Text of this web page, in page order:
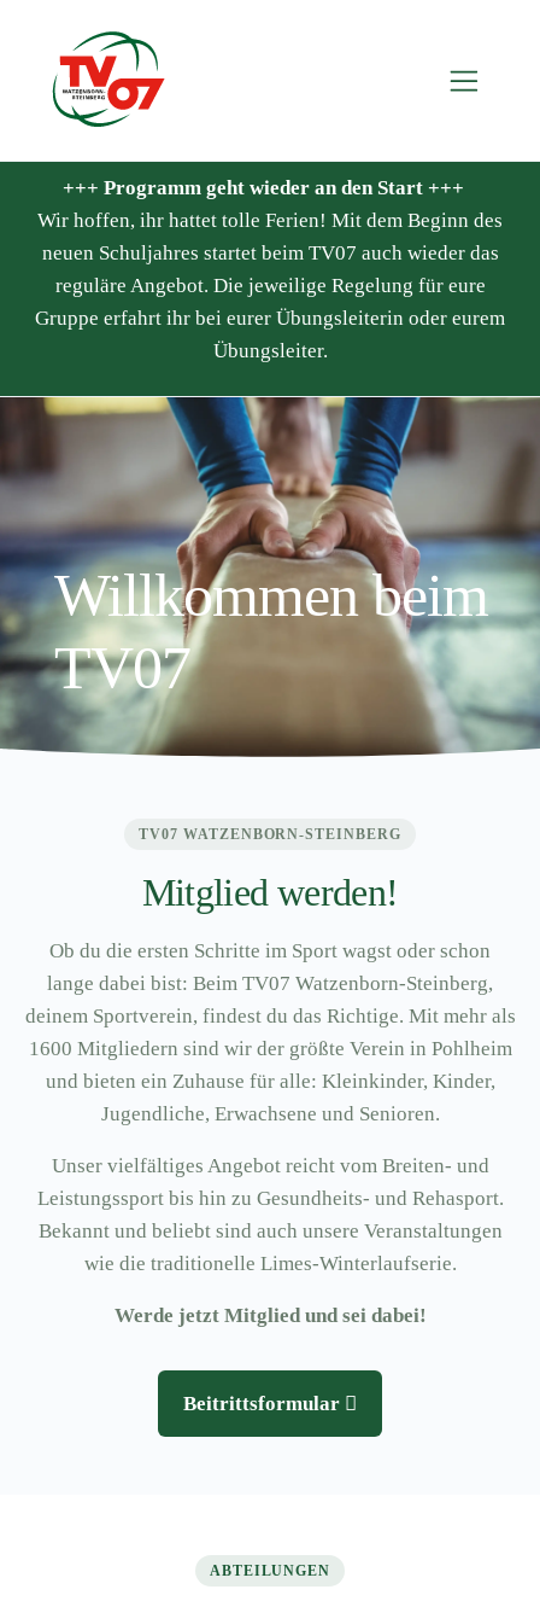
+++ Programm geht wieder an den Start +++
Wir hoffen, ihr hattet tolle Ferien! Mit dem Beginn des
neuen Schuljahres startet beim TV07 auch wieder das
reguläre Angebot. Die jeweilige Regelung für eure
Gruppe erfahrt ihr bei eurer Übungsleiterin oder eurem
Übungsleiter.
Willkommen beim
TV07
TV07 WATZENBORN-STEINBERG
Mitglied werden!
Ob du die ersten Schritte im Sport wagst oder schon
lange dabei bist: Beim TV07 Watzenborn-Steinberg,
deinem Sportverein, findest du das Richtige. Mit mehr als
1600 Mitgliedern sind wir der größte Verein in Pohlheim
und bieten ein Zuhause für alle: Kleinkinder, Kinder,
Jugendliche, Erwachsene und Senioren.
Unser vielfältiges Angebot reicht vom Breiten- und
Leistungssport bis hin zu Gesundheits- und Rehasport.
Bekannt und beliebt sind auch unsere Veranstaltungen
wie die traditionelle Limes-Winterlaufserie.
Werde jetzt Mitglied und sei dabei!
Beitrittsformular
ABTEILUNGEN